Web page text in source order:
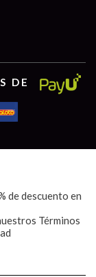
DE
de descuento en
Términos